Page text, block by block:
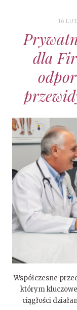
16
dla
Współczesne
którym
ciągłości